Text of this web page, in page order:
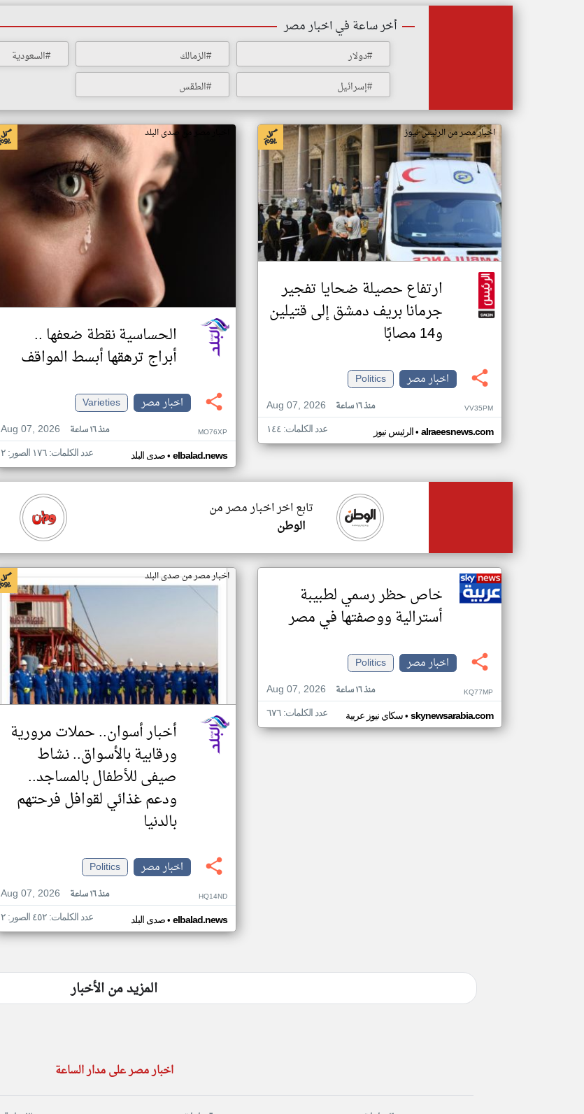
أخر ساعة في اخبار مصر
#دولار #الزمالك #السعودية
#إسرائيل
#الطقس
اخبار مصر من الرئيس نيوز
ارتفاع حصيلة ضحايا تفجير
جرمانا بريف دمشق إلى قتيلين
و14 مصابًا
اخبار مصر
Politics
Aug 07, 2026
منذ ١٦ ساعة VV35PM
الرئيس نيوز• alraeesnews.com عدد الكلمات: ١٤٤
اخبار مصر من صدى البلد
الحساسية نقطة ضعفها ..
أبراج ترهقها أبسط المواقف
اخبار مصر
Varieties
Aug 07, 2026
منذ ١٦ ساعة MO76XP
صدى البلد• elbalad.news عدد الكلمات: ١٧٦ الصور: ٢
تابع اخر اخبار مصر من
الوطن
خاص حظر رسمي لطبيبة
أسترالية ووصفتها في مصر
اخبار مصر
Politics
Aug 07, 2026
منذ ١٦ ساعة KQ77MP
سكاي نيوز عربية• skynewsarabia.com عدد الكلمات: ٦٧٦
اخبار مصر من صدى البلد
أخبار أسوان.. حملات مرورية
ورقابية بالأسواق.. نشاط
صيفى للأطفال بالمساجد..
ودعم غذائي لقوافل فرحتهم
بالدنيا
اخبار مصر
Politics
Aug 07, 2026
منذ ١٦ ساعة HQ14ND
صدى البلد• elbalad.news عدد الكلمات: ٤٥٢ الصور: ٢
المزيد من الأخبار
اخبار مصر على مدار الساعة